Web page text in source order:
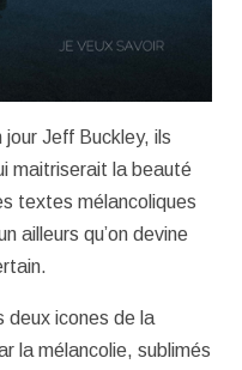
Jeff Buckley, ils
maitriserait la beauté
textes mélancoliques
ailleurs qu’on devine
deux icones de la
la mélancolie, sublimés